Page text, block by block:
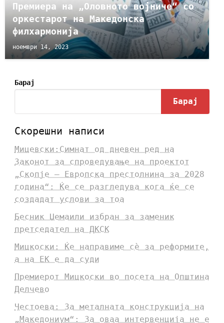
Премиера на „Оловното војниче“ со
оркестарот на Македонска
филхармонија
ноември 14, 2023
Барај
Барај
Скорешни написи
Мицевски:Симнат од дневен ред на
Законот за спроведување на проектот
„Скопје – Европска престолнина за 2028
година“: Ќе се разгледува кога ќе се
создадат услови за тоа
Бесник Џемаили избран за заменик
претседател на ДКСК
Мицкоски: Ќе направиме сè за реформите,
а на ЕК е да суди
Премиерот Мицкоски во посета на Општина
Делчево
Честоева: За металната конструкција на
„Македониум“: За оваа интервенција не е